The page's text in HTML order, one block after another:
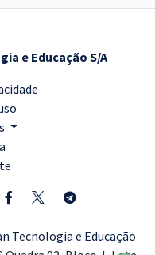
e Educação S/A
Tecnologia e Educação